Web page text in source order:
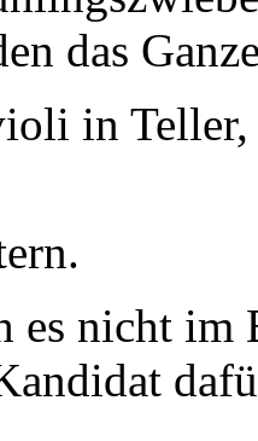
das
in
es nicht im